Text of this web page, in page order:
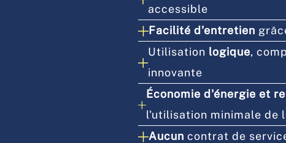
accessible
Facilité d'entretien
Utilisation logique,
innovante
Économie d'énergie et
l'utilisation minimale de
Aucuncontrat de